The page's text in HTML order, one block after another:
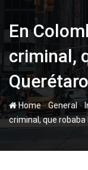
En
criminal,
Querétaro
Home-General-
criminal, que robaba